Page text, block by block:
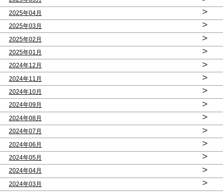
2025年04月 >
2025年03月 >
2025年02月 >
2025年01月 >
2024年12月 >
2024年11月 >
2024年10月 >
2024年09月 >
2024年08月 >
2024年07月 >
2024年06月 >
2024年05月 >
2024年04月 >
2024年03月
>